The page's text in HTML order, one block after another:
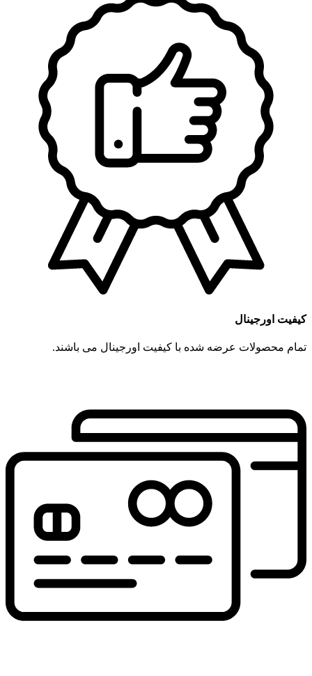
کیفیت اورجینال
تمام محصولات عرضه شده با کیفیت اورجینال می باشند.